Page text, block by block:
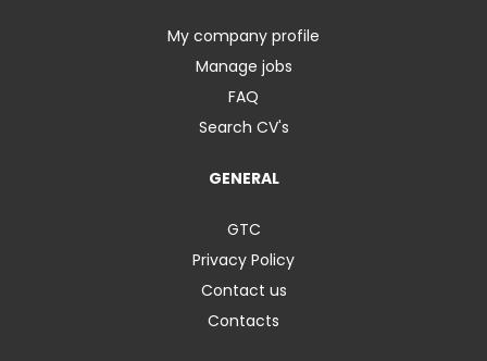
My company profile
Manage jobs
FAQ
Search CV's
GENERAL
GTC
Privacy Policy
Contact us
Contacts